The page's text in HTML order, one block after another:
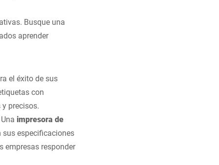
Busque una
aprender
el éxito de sus
con
precisos.
impresora de
sus especificaciones
empresas responder